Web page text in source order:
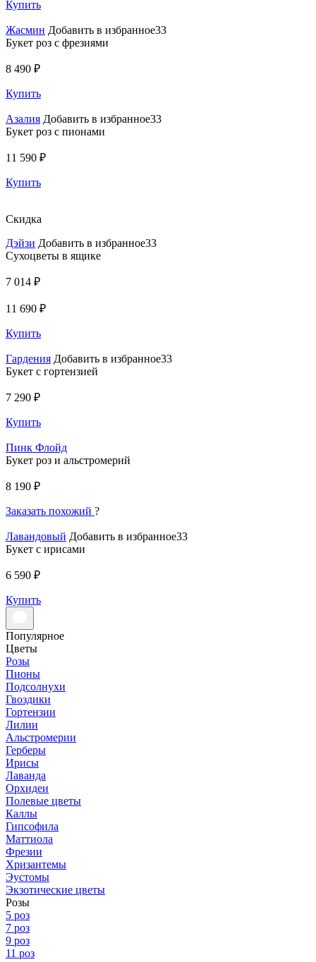
Купить
Жасмин Добавить в избранное33
Букет роз с фрезиями
8 490 ₽
Купить
Азалия Добавить в избранное33
Букет роз с пионами
11 590 ₽
Купить
Скидка
Дэйзи Добавить в избранное33
Сухоцветы в ящике
7 014 ₽
11 690 ₽
Купить
Гардения Добавить в избранное33
Букет с гортензией
7 290 ₽
Купить
Пинк Флойд
Букет роз и альстромерий
8 190 ₽
Заказать похожий ?
Лавандовый Добавить в избранное33
Букет с ирисами
6 590 ₽
Купить
Популярное
Цветы
Розы
Пионы
Подсолнухи
Гвоздики
Гортензии
Лилии
Альстромерии
Герберы
Ирисы
Лаванда
Орхидеи
Полевые цветы
Каллы
Гипсофила
Маттиола
Фрезии
Хризантемы
Эустомы
Экзотические цветы
Розы
5 роз
7 роз
9 роз
11 роз